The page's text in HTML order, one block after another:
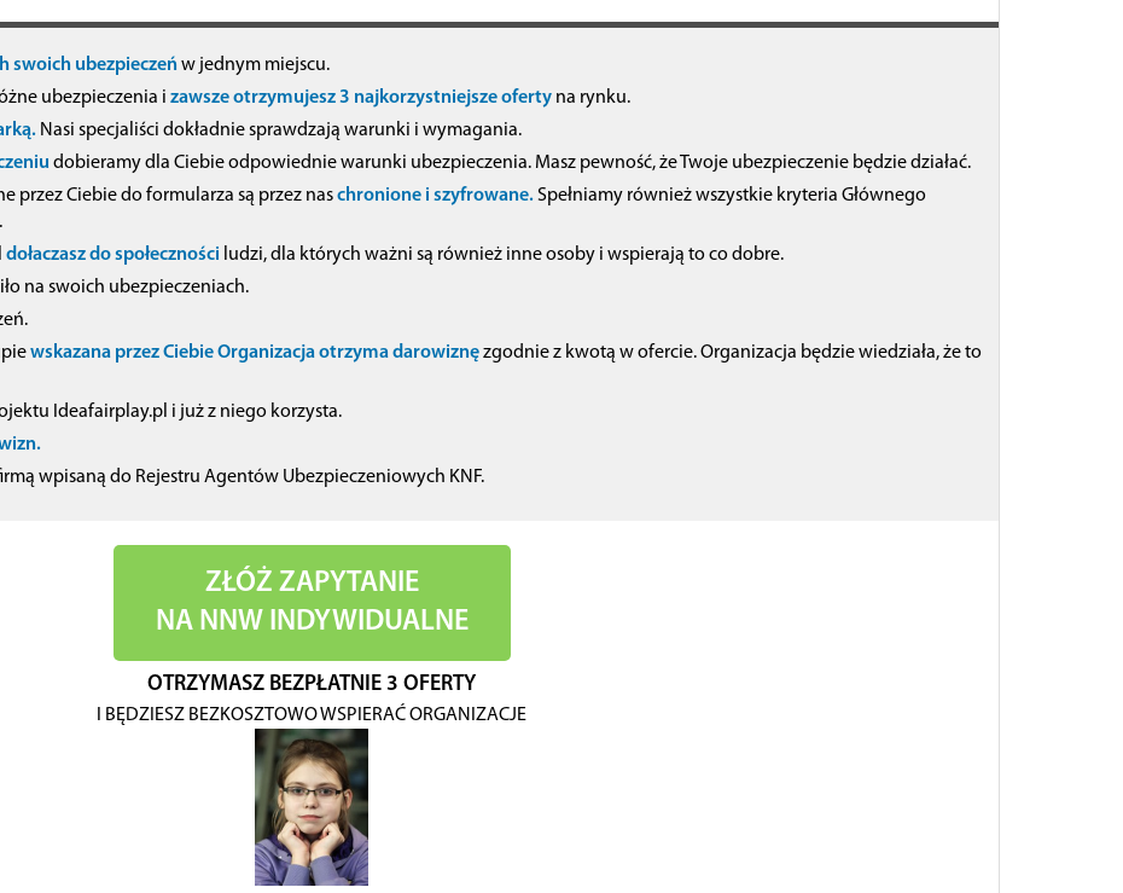
swoich ubezpieczeńw jednym miejscu.
ubezpieczenia i zawsze otrzymujesz 3 najkorzystniejsze oferty na rynku.
Nasi specjaliści dokładnie sprawdzają warunki i wymagania.
dobieramy dla Ciebie odpowiednie warunki ubezpieczenia. Masz pewność, że Twoje ubezpieczenie będzie działać.
przez Ciebie do formularza są przez naschronione i szyfrowane.Spełniamy również wszystkie kryteria Głównego
dołaczasz do społeczności ludzi, dla których ważni są również inne osoby i wspierają to co dobre.
na swoich ubezpieczeniach.
wskazana przez Ciebie Organizacja otrzyma darowiznęzgodnie z kwotą w ofercie. Organizacja będzie wiedziała, że to
Ideafairplay.pl i już z niego korzysta.
wpisaną do Rejestru Agentów Ubezpieczeniowych KNF.
ZŁÓŻ ZAPYTANIE
NA NNW INDYWIDUALNE
OTRZYMASZ BEZPŁATNIE 3 OFERTY
I BĘDZIESZ BEZKOSZTOWO WSPIERAĆ ORGANIZACJE